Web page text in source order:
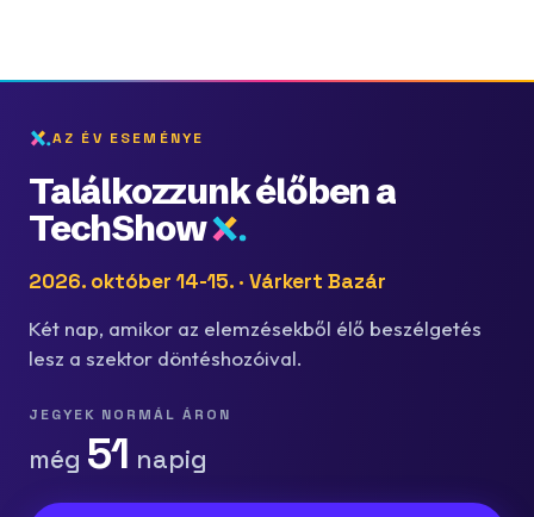
AZ ÉV ESEMÉNYE
Találkozzunk élőben a
TechShow
2026. október 14-15. · Várkert Bazár
Két nap, amikor az elemzésekből élő beszélgetés
lesz a szektor döntéshozóival.
JEGYEK NORMÁL ÁRON
még 51 napig